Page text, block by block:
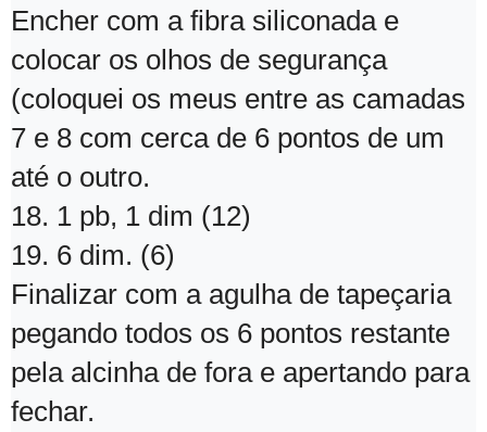
Encher com a fibra siliconada e
colocar os olhos de segurança
(coloquei os meus entre as camadas
7 e 8 com cerca de 6 pontos de um
até o outro.
18. 1 pb, 1 dim (12)
19. 6 dim. (6)
Finalizar com a agulha de tapeçaria
pegando todos os 6 pontos restante
pela alcinha de fora e apertando para
fechar.